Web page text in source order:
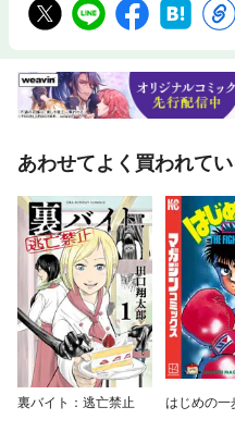
あわせてよく買われて
裏バイト：逃亡禁止 はじめの一